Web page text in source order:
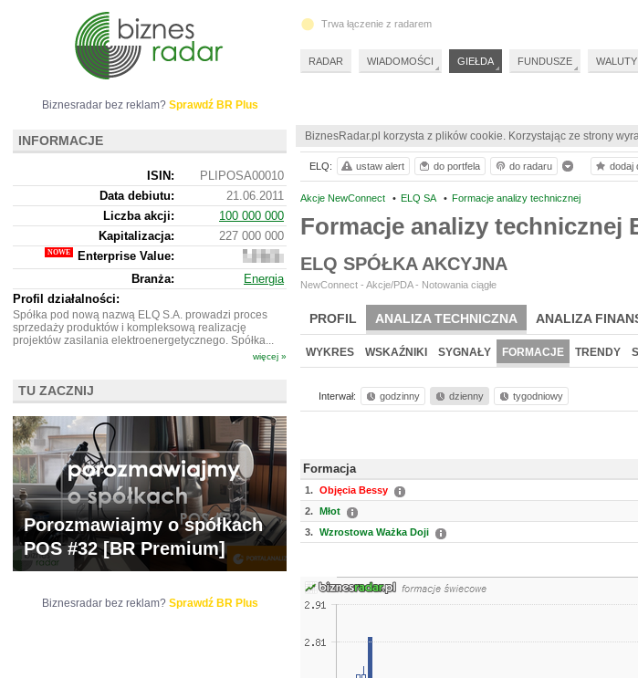
BiznesRadar.pl korzysta z plików cookie. Korzystając ze strony
Akcje NewConnect • ELQ SA • Formacje analizy technicznej
Formacje analizy technicznej
ELQ SPÓŁKA AKCYJNA
NewConnect - Akcje/PDA - Notowania ciągłe
PROFIL ANALIZA TECHNICZNA ANALIZA
WYKRES WSKAŹNIKI SYGNAŁY FORMACJE TRENDY
Interwał: godzinny dzienny tygodniowy
Formacja
1. Objęcia Bessy
2. Młot
3. Wzrostowa Ważka Doji
ELQ: ustaw alert do portfela do radaru dodaj
Biznesradar bez reklam? Sprawdź BR Plus
INFORMACJE
ISIN:
PLIPOSA00010
Data debiutu:
21.06.2011
Liczba akcji:
100 000 000
Kapitalizacja:
227 000 000
Enterprise Value:
226
933
000
Branża:
Energia
Profil działalności:
Spółka pod nową nazwą ELQ S.A. prowadzi proces
sprzedaży produktów i kompleksową realizację
projektów zasilania elektroenergetycznego. Spółka...
więcej »
TU ZACZNIJ
Porozmawiajmy o spółkach
POS #32 [BR Premium]
Biznesradar bez reklam? Sprawdź BR Plus
Trwa łączenie z radarem
RADAR WIADOMOŚCI GIEŁDA FUNDUSZE WALUTY